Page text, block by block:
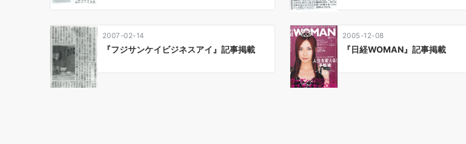
ョ
ン
2007-02-14
『フジサンケイビジネスアイ』記事掲載
2005-12-08
『日経WOMAN』記事掲載